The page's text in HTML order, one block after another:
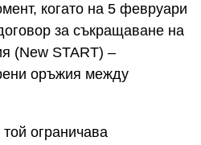
когато на 5 февруари
за съкращаване на
(New START) –
оръжия между
той ограничава